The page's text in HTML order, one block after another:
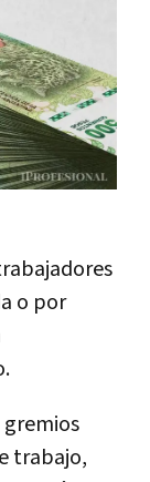
o por
gremios
trabajo,